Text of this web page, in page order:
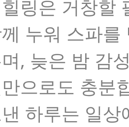
링은 거창할
누워 스파
, 늦은 밤 감
으로도 충분
하루는 일